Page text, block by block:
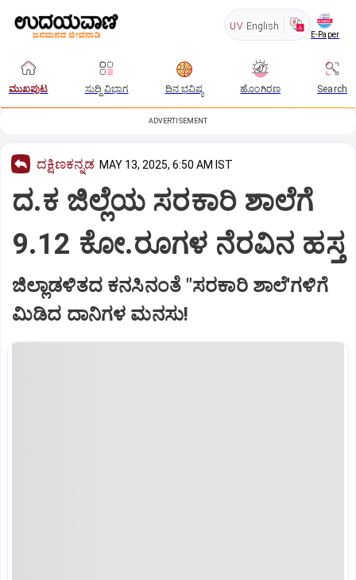
UV English
E-Paper
ಮುಖಪುಟ ಸುದ್ದಿ ವಿಭಾಗ ದಿನ ಭವಿಷ್ಯ ಹೊಂಗಿರಣ Search
ADVERTISEMENT
ದಕ್ಷಿಣಕನ್ನಡ MAY 13, 2025, 6:50 AM IST
ದ.ಕ ಜಿಲ್ಲೆಯ ಸರಕಾರಿ ಶಾಲೆಗೆ
9.12 ಕೋ.ರೂಗಳ ನೆರವಿನ ಹಸ್ತ
ಜಿಲ್ಲಾಡಳಿತದ ಕನಸಿನಂತೆ "ಸರಕಾರಿ ಶಾಲೆ'ಗಳಿಗೆ
ಮಿಡಿದ ದಾನಿಗಳ ಮನಸು!